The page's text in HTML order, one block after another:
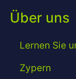
Über uns
Lernen Sie
Zypern